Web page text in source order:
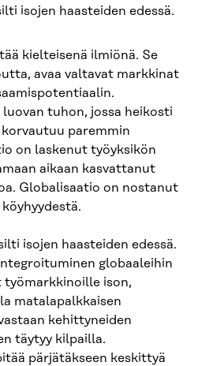
isojen haasteiden edessä.
kielteisenä ilmiönä. Se
avaa valtavat markkinat
tuhon, jossa heikosti
paremmin
on laskenut työyksikön
aikaan kasvattanut
Globalisaatio on nostanut
isojen haasteiden edessä.
globaaleihin
ison,
matalapalkkaisen
kehittyneiden
täytyy kilpailla.
pärjätäkseen keskittyä